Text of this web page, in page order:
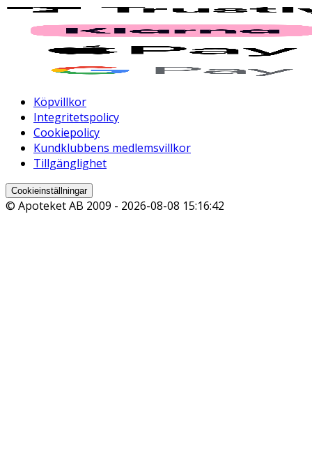
Köpvillkor
Integritetspolicy
Cookiepolicy
Kundklubbens medlemsvillkor
Tillgänglighet
Cookieinställningar
© Apoteket AB 2009 - 2026-08-08 15:16:42